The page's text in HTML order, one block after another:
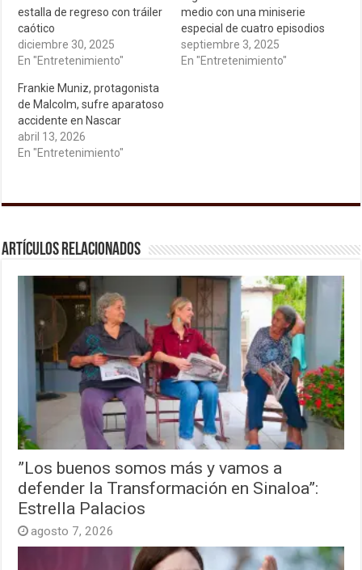
estalla de regreso con tráiler
caótico
diciembre 30, 2025
En "Entretenimiento"
medio con una miniserie
especial de cuatro episodios
septiembre 3, 2025
En "Entretenimiento"
Frankie Muniz, protagonista
de Malcolm, sufre aparatoso
accidente en Nascar
abril 13, 2026
En "Entretenimiento"
Artículos relacionados
”Los buenos somos más y vamos a
defender la Transformación en Sinaloa”:
Estrella Palacios
agosto 7, 2026